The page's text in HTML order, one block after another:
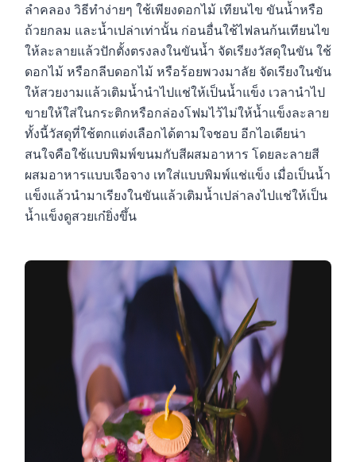
ลำคลอง วิธีทำง่ายๆ ใช้เพียงดอกไม้ เทียนไข ขันน้ำหรือ
ถ้วยกลม และน้ำเปล่าเท่านั้น ก่อนอื่นใช้ไฟลนก้นเทียนไข
ให้ละลายแล้วปักตั้งตรงลงในขันน้ำ จัดเรียงวัสดุในขัน ใช้
ดอกไม้ หรือกลีบดอกไม้ หรือร้อยพวงมาลัย จัดเรียงในขัน
ให้สวยงามแล้วเติมน้ำนำไปแช่ให้เป็นน้ำแข็ง เวลานำไป
ขายให้ใส่ในกระติกหรือกล่องโฟมไว้ไม่ให้น้ำแข็งละลาย
ทั้งนี้วัสดุที่ใช้ตกแต่งเลือกได้ตามใจชอบ อีกไอเดียน่า
สนใจคือใช้แบบพิมพ์ขนมกับสีผสมอาหาร โดยละลายสี
ผสมอาหารแบบเจือจาง เทใส่แบบพิมพ์แช่แข็ง เมื่อเป็นน้ำ
แข็งแล้วนำมาเรียงในขันแล้วเติมน้ำเปล่าลงไปแช่ให้เป็น
น้ำแข็งดูสวยเก๋ยิ่งขึ้น